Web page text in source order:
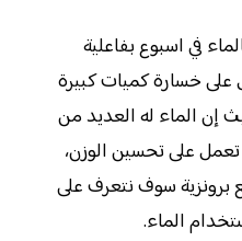
في اسبوع بفاعلية
على خسارة كميات كبيرة
إن الماء له العديد من
تعمل على تحسين الوزن،
سوف نتعرف على
الماء.